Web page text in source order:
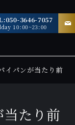
3646-7057
10:00~23:00
イパンが当たり前
たり前